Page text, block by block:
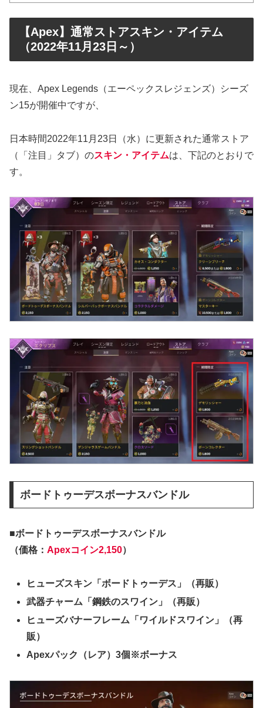
【Apex】通常ストアスキン・アイテム
（2022年11月23日～）
現在、Apex Legends（エーペックスレジェンズ）シーズ
ン15が開催中ですが、
日本時間2022年11月23日（水）に更新された通常ストア
（「注目」タブ）のスキン・アイテムは、下記のとおりで
す。
ボードトゥーデスボーナスバンドル
■ボードトゥーデスボーナスバンドル
（価格： Apexコイン2,150）
ヒューズスキン「ボードトゥーデス」（再販）
武器チャーム「鋼鉄のスワイン」（再販）
ヒューズバナーフレーム「ワイルドスワイン」（再
販）
Apexパック（レア）3個※ボーナス